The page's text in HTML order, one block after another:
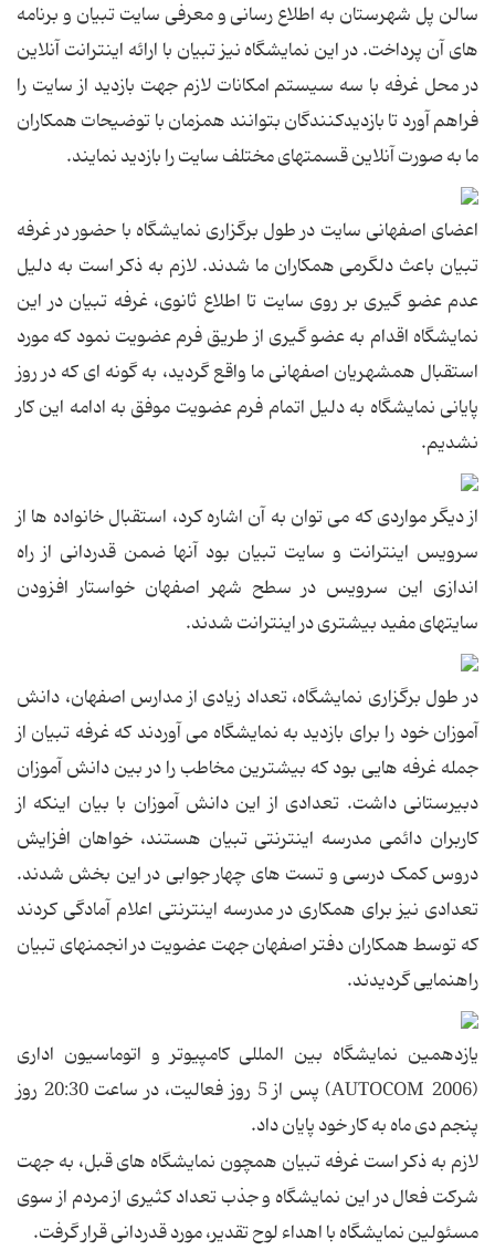
سالن پل شهرستان به اطلاع رسانی و معرفی سایت تبیان و برنامه
های آن پرداخت. در این نمایشگاه نیز تبیان با ارائه اینترانت آنلاین
در محل غرفه با سه سیستم امکانات لازم جهت بازدید از سایت را
فراهم آورد تا بازدیدکنندگان بتوانند همزمان با توضیحات همکاران
ما به صورت آنلاین قسمتهای مختلف سایت را بازدید نمایند.
اعضای اصفهانی سایت در طول برگزاری نمایشگاه با حضور در غرفه
تبیان باعث دلگرمی همکاران ما شدند. لازم به ذکر است به دلیل
عدم عضو گیری بر روی سایت تا اطلاع ثانوی، غرفه تبیان در این
نمایشگاه اقدام به عضو گیری از طریق فرم عضویت نمود که مورد
استقبال همشهریان اصفهانی ما واقع گردید، به گونه ای که در روز
پایانی نمایشگاه به دلیل اتمام فرم عضویت موفق به ادامه این کار
نشدیم.
از دیگر مواردی که می توان به آن اشاره کرد، استقبال خانواده ها از
سرویس اینترانت و سایت تبیان بود آنها ضمن قدردانی از راه
اندازی این سرویس در سطح شهر اصفهان خواستار افزودن
سایتهای مفید بیشتری در اینترانت شدند.
در طول برگزاری نمایشگاه، تعداد زیادی از مدارس اصفهان، دانش
آموزان خود را برای بازدید به نمایشگاه می آوردند که غرفه تبیان از
جمله غرفه هایی بود که بیشترین مخاطب را در بین دانش آموزان
دبیرستانی داشت. تعدادی از این دانش آموزان با بیان اینکه از
کاربران دائمی مدرسه اینترنتی تبیان هستند، خواهان افزایش
دروس کمک درسی و تست های چهار جوابی در این بخش شدند.
تعدادی نیز برای همکاری در مدرسه اینترنتی اعلام آمادگی کردند
که توسط همکاران دفتر اصفهان جهت عضویت در انجمنهای تبیان
راهنمایی گردیدند.
یازدهمین نمایشگاه بین المللی کامپیوتر و اتوماسیون اداری
(AUTOCOM 2006) پس از 5 روز فعالیت، در ساعت 20:30 روز
پنجم دی ماه به کار خود پایان داد.
لازم به ذکر است غرفه تبیان همچون نمایشگاه های قبل، به جهت
شرکت فعال در این نمایشگاه و جذب تعداد کثیری از مردم از سوی
مسئولین نمایشگاه با اهداء لوح تقدیر، مورد قدردانی قرار گرفت.